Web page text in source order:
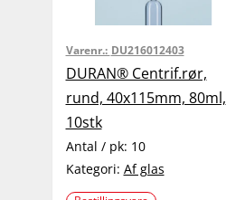
Varenr.: DU216012403
DURAN® Centrif.rør,
rund, 40x115mm, 80ml,
10stk
Antal / pk: 10
Kategori: Af glas